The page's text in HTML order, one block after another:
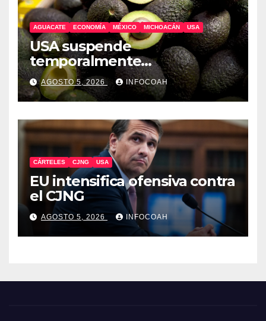
AGUACATE ECONOMÍA MÉXICO MICHOACÁN USA
USA suspende
temporalmente
exportaciones de aguacate
michoacano
AGOSTO 5, 2026 INFOCOAH
CÁRTELES CJNG USA
EU intensifica ofensiva contra
el CJNG
AGOSTO 5, 2026 INFOCOAH